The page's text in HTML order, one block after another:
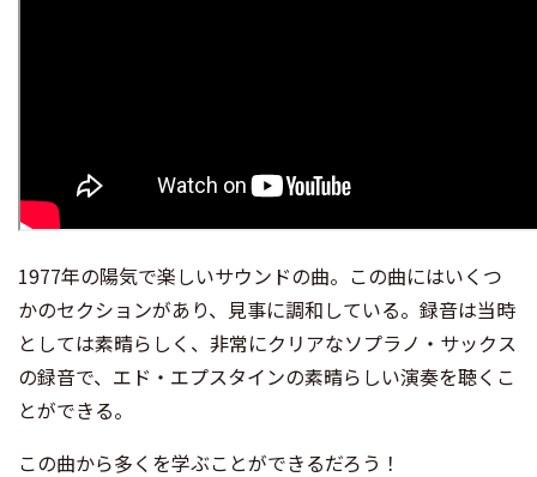
1977年の陽気で楽しいサウンドの曲。この曲にはいくつ
かのセクションがあり、見事に調和している。録音は当時
としては素晴らしく、非常にクリアなソプラノ・サックス
の録音で、エド・エプスタインの素晴らしい演奏を聴くこ
とができる。
この曲から多くを学ぶことができるだろう！